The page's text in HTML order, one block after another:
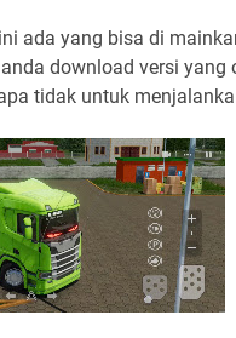
ada yang bisa di
download versi yang
tidak untuk